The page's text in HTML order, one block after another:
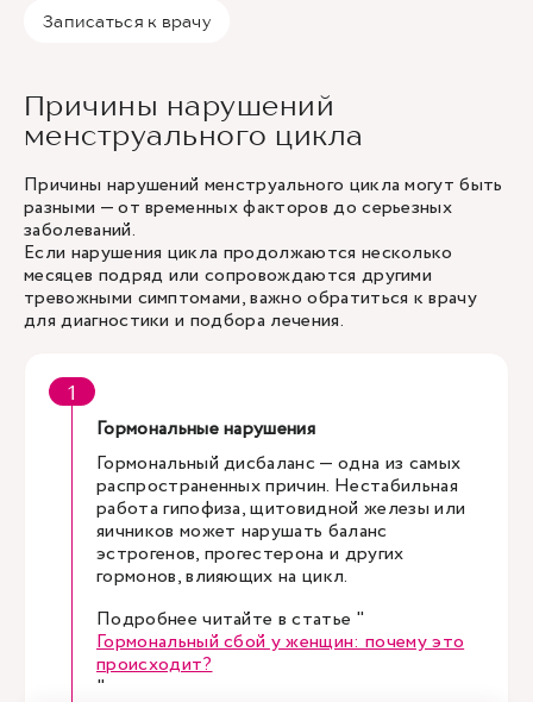
Записаться к врачу
Причины нарушений
менструального цикла
Причины нарушений менструального цикла могут быть
разными — от временных факторов до серьезных
заболеваний.
Если нарушения цикла продолжаются несколько
месяцев подряд или сопровождаются другими
тревожными симптомами, важно обратиться к врачу
для диагностики и подбора лечения.
Гормональные нарушения
Гормональный дисбаланс — одна из самых
распространенных причин. Нестабильная
работа гипофиза, щитовидной железы или
яичников может нарушать баланс
эстрогенов, прогестерона и других
гормонов, влияющих на цикл.
Подробнее читайте в статье "
Гормональный сбой у женщин: почему это
происходит?
"